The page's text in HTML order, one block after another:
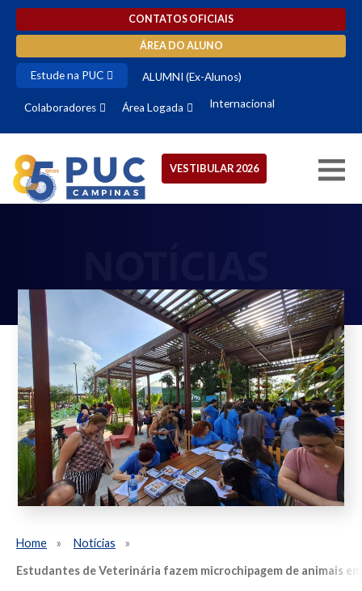
CONTATOS OFICIAIS
ÁREA DO ALUNO
Estude na PUC ALUMNI (Ex-Alunos)
Colaboradores Área Logada Internacional
VESTIBULAR 2026
Home
Notícias
Estudantes de Veterinária fazem microchipagem de animais